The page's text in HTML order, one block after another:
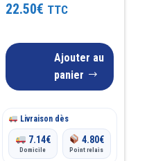
22.50€ TTC
Ajouter au
panier
Livraison dès
7.14€
Domicile
4.80€
Point relais